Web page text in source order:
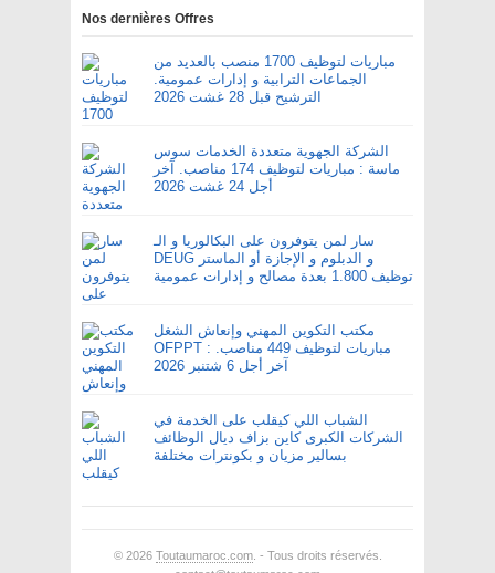
Nos dernières Offres
مباريات لتوظيف 1700 منصب بالعديد من
الجماعات الترابية و إدارات عمومية.
الترشيح قبل 28 غشت 2026
الشركة الجهوية متعددة الخدمات سوس
ماسة : مباريات لتوظيف 174 مناصب. آخر
أجل 24 غشت 2026
سار لمن يتوفرون على البكالوريا و الـ
DEUG و الدبلوم و الإجازة أو الماستر
توظيف 1.800 بعدة مصالح و إدارات عمومية
مكتب التكوين المهني وإنعاش الشغل
OFPPT : مباريات لتوظيف 449 مناصب.
آخر أجل 6 شتنبر 2026
الشباب اللي كيقلب على الخدمة في
الشركات الكبرى كاين بزاف ديال الوظائف
بسالير مزيان و بكونترات مختلفة
© 2026 Toutaumaroc.com. - Tous droits réservés.